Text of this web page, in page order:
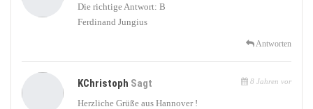
Die richtige Antwort: B
Ferdinand Jungius
Antworten
KChristoph Sagt 8 Jahren vor
Herzliche Grüße aus Hannover !